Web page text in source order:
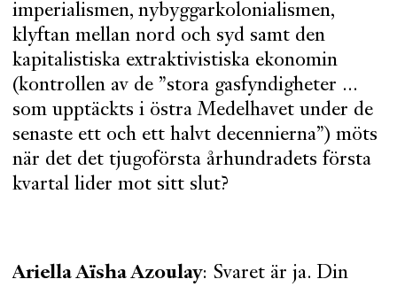
imperialismen, nybyggarkolonialismen,
klyftan mellan nord och syd samt den
kapitalistiska extraktivistiska ekonomin
(kontrollen av de ”stora gasfyndigheter ...
som upptäckts i östra Medelhavet under de
senaste ett och ett halvt decennierna”) möts
när det det tjugoförsta århundradets första
kvartal lider mot sitt slut?
Ariella Aïsha Azoulay: Svaret är ja. Din